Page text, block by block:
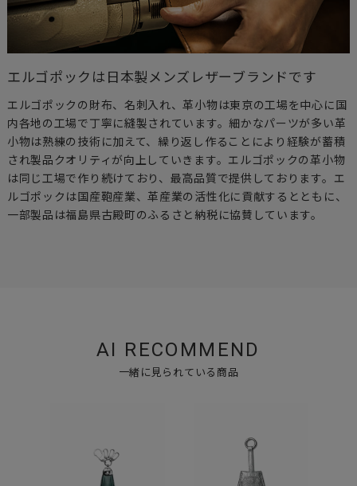
エルゴポックは日本製メンズレザーブランドです
エルゴポックの財布、名刺入れ、革小物は東京の工場を中心に国
内各地の工場で丁寧に縫製されています。細かなパーツが多い革
小物は熟練の技術に加えて、繰り返し作ることにより経験が蓄積
され製品クオリティが向上していきます。エルゴポックの革小物
は同じ工場で作り続けており、最高品質で提供しております。エ
ルゴポックは国産鞄産業、革産業の活性化に貢献するとともに、
一部製品は福島県古殿町のふるさと納税に協賛しています。
AI RECOMMEND
一緒に見られている商品